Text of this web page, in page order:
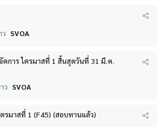
ว SVOA
ดการ ไตรมาสที่ 1 สิ้นสุดวันที่ 31 มี.ค.
ว SVOA
รมาสที่ 1 (F45) (สอบทานแล้ว)